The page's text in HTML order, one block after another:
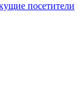
посетители